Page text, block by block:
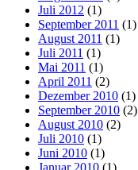
Juli 2012 (1)
September 2011 (1)
August 2011 (1)
Juli 2011 (1)
Mai 2011 (1)
April 2011 (2)
Dezember 2010 (1)
September 2010 (2)
August 2010 (2)
Juli 2010 (1)
Juni 2010 (1)
Januar 2010 (1)